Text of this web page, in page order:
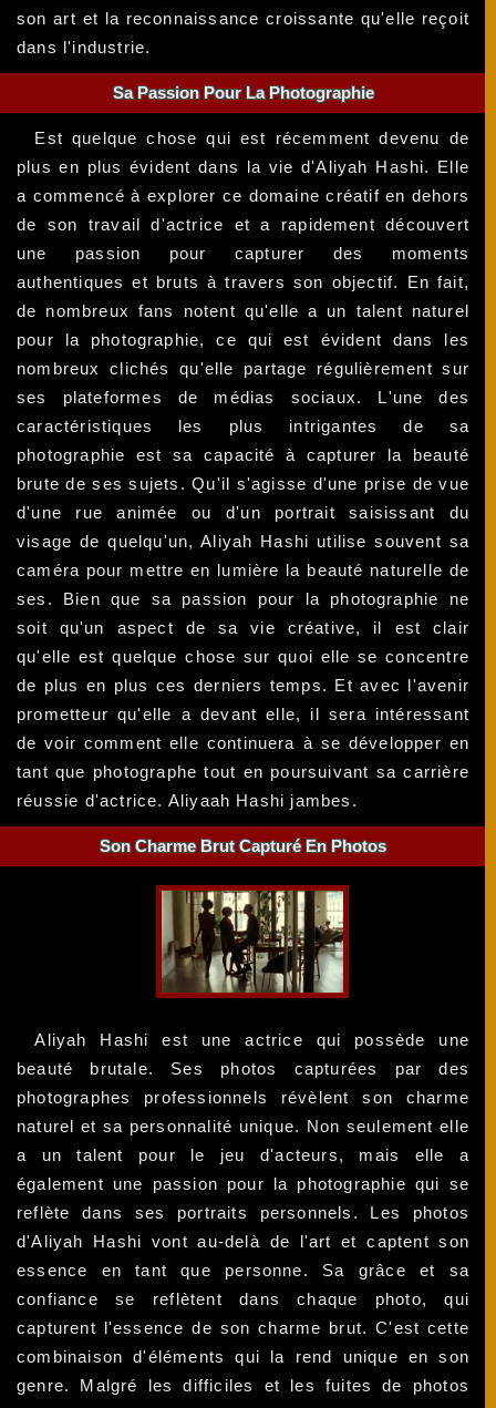
son art et la reconnaissance croissante qu'elle reçoit
dans l'industrie.
Sa Passion Pour La Photographie
Est quelque chose qui est récemment devenu de
plus en plus évident dans la vie d'Aliyah Hashi. Elle
a commencé à explorer ce domaine créatif en dehors
de son travail d'actrice et a rapidement découvert
une passion pour capturer des moments
authentiques et bruts à travers son objectif. En fait,
de nombreux fans notent qu'elle a un talent naturel
pour la photographie, ce qui est évident dans les
nombreux clichés qu'elle partage régulièrement sur
ses plateformes de médias sociaux. L'une des
caractéristiques les plus intrigantes de sa
photographie est sa capacité à capturer la beauté
brute de ses sujets. Qu'il s'agisse d'une prise de vue
d'une rue animée ou d'un portrait saisissant du
visage de quelqu'un, Aliyah Hashi utilise souvent sa
caméra pour mettre en lumière la beauté naturelle de
ses. Bien que sa passion pour la photographie ne
soit qu'un aspect de sa vie créative, il est clair
qu'elle est quelque chose sur quoi elle se concentre
de plus en plus ces derniers temps. Et avec l'avenir
prometteur qu'elle a devant elle, il sera intéressant
de voir comment elle continuera à se développer en
tant que photographe tout en poursuivant sa carrière
réussie d'actrice. Aliyaah Hashi jambes.
Son Charme Brut Capturé En Photos
Aliyah Hashi est une actrice qui possède une
beauté brutale. Ses photos capturées par des
photographes professionnels révèlent son charme
naturel et sa personnalité unique. Non seulement elle
a un talent pour le jeu d'acteurs, mais elle a
également une passion pour la photographie qui se
reflète dans ses portraits personnels. Les photos
d'Aliyah Hashi vont au-delà de l'art et captent son
essence en tant que personne. Sa grâce et sa
confiance se reflètent dans chaque photo, qui
capturent l'essence de son charme brut. C'est cette
combinaison d'éléments qui la rend unique en son
genre. Malgré les difficiles et les fuites de photos